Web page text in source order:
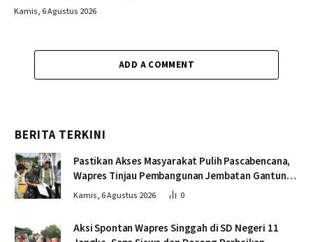
Kamis, 6 Agustus 2026
ADD A COMMENT
BERITA TERKINI
Pastikan Akses Masyarakat Pulih Pascabencana,
Wapres Tinjau Pembangunan Jembatan Gantung
Kendawi
Kamis, 6 Agustus 2026 0
Aksi Spontan Wapres Singgah di SD Negeri 11